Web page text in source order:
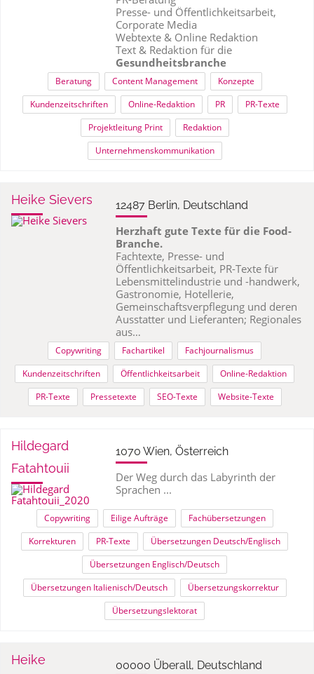
Presse- und Öffentlichkeitsarbeit,
Corporate Media
Webtexte & Online Redaktion
Text & Redaktion für die
Gesundheitsbranche
Beratung Content Management
Konzepte
Kundenzeitschriften
Online-Redaktion PR
PR-Texte
Projektleitung Print
Redaktion
Unternehmenskommunikation
Heike Sievers 12487 Berlin, Deutschland
Herzhaft gute Texte für die Food-
Branche.
Fachtexte, Presse- und
Öffentlichkeitsarbeit, PR-Texte für
Lebensmittelindustrie und -handwerk,
Gastronomie, Hotellerie,
Gemeinschaftsverpflegung und deren
Ausstatter und Lieferanten; Regionales
aus…
Copywriting Fachartikel
Fachjournalismus
Kundenzeitschriften
Öffentlichkeitsarbeit
Online-Redaktion
PR-Texte
Pressetexte SEO-Texte Website-Texte
Hildegard
Fatahtouii
1070 Wien, Österreich
Der Weg durch das Labyrinth der
Sprachen ...
Copywriting Eilige Aufträge
Fachübersetzungen
Korrekturen
PR-Texte
Übersetzungen Deutsch/Englisch
Übersetzungen Englisch/Deutsch
Übersetzungen Italienisch/Deutsch
Übersetzungskorrektur
Übersetzungslektorat
Heike
00000 Überall, Deutschland